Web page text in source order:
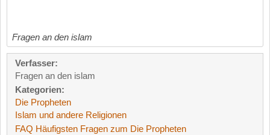
Fragen an den islam
Verfasser:
Fragen an den islam
Kategorien:
Die Propheten
Islam und andere Religionen
FAQ Häufigsten Fragen zum Die Propheten